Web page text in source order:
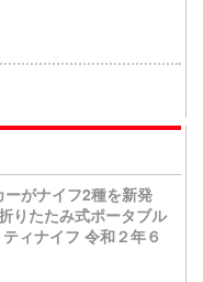
がナイフ2種を新発
りたたみ式ポータブル
ィナイフ 令和２年６